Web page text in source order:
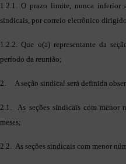
1.2.1. O prazo limite, nunca inferior
sindicais, por correio eletrônico
1.2.2. Que o(a) representante da
período da reunião;
2. A seção sindical será definida
2.1. As seções sindicais com menor
meses;
2.2. As seções sindicais com menor